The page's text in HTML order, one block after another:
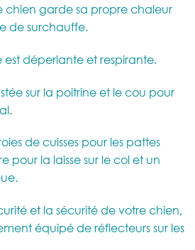
chien garde sa propre chaleur
de surchauffe.
est déperlante et respirante.
sur la poitrine et le cou pour
de cuisses pour les pattes
pour la laisse sur le col et un
et la sécurité de votre chien,
équipé de réflecteurs sur les